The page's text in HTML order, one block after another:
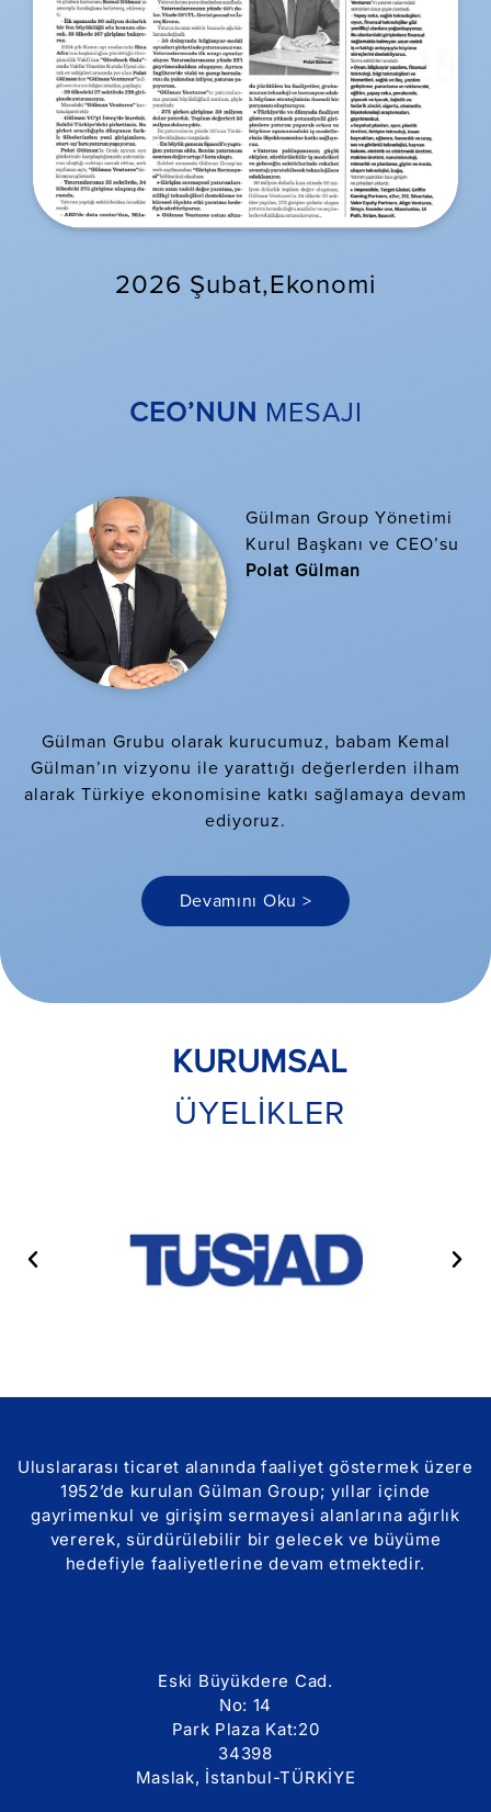
2026 Şubat,Ekonomi
CEO’NUN MESAJI
Gülman Group Yönetimi
Kurul Başkanı ve CEO’su
Polat Gülman
Gülman Grubu olarak kurucumuz, babam Kemal
Gülman’ın vizyonu ile yarattığı değerlerden ilham
alarak Türkiye ekonomisine katkı sağlamaya devam
ediyoruz.
Devamını Oku >
KURUMSAL
ÜYELİKLER
Uluslararası ticaret alanında faaliyet göstermek üzere
1952’de kurulan Gülman Group; yıllar içinde
gayrimenkul ve girişim sermayesi alanlarına ağırlık
vererek, sürdürülebilir bir gelecek ve büyüme
hedefiyle faaliyetlerine devam etmektedir.
Eski Büyükdere Cad.
No: 14
Park Plaza Kat:20
34398
Maslak, İstanbul-TÜRKİYE